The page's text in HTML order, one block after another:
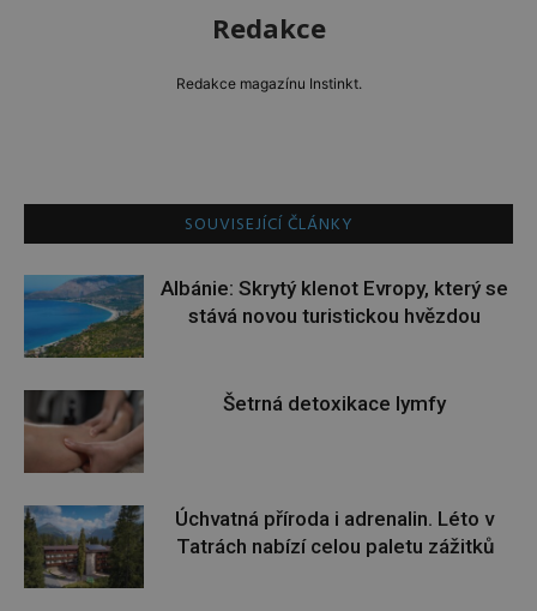
Redakce
Redakce magazínu Instinkt.
SOUVISEJÍCÍ ČLÁNKY
Albánie: Skrytý klenot Evropy, který se
stává novou turistickou hvězdou
Šetrná detoxikace lymfy
Úchvatná příroda i adrenalin. Léto v
Tatrách nabízí celou paletu zážitků